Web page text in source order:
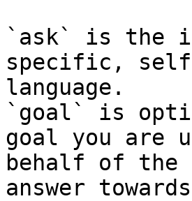
`ask` is the
specific,
language.
`goal` is
goal you are
behalf of
answer